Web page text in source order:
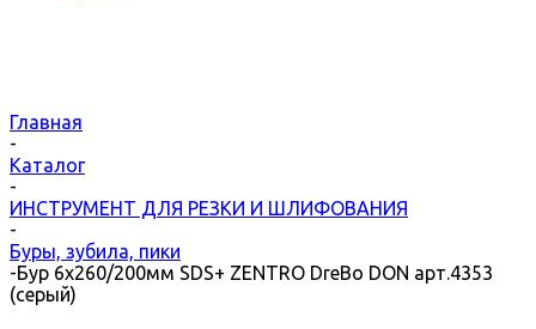
Главная
-
Каталог
-
ИНСТРУМЕНТ ДЛЯ РЕЗКИ И ШЛИФОВАНИЯ
-
Буры, зубила, пики
-Бур 6х260/200мм SDS+ ZENTRO DreBo DON арт.4353
(серый)